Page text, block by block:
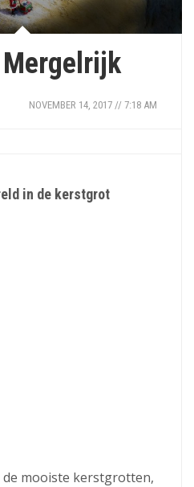
NOVEMBER 14, 2017 // 7:18 AM
in de kerstgrot
de mooiste kerstgrotten,